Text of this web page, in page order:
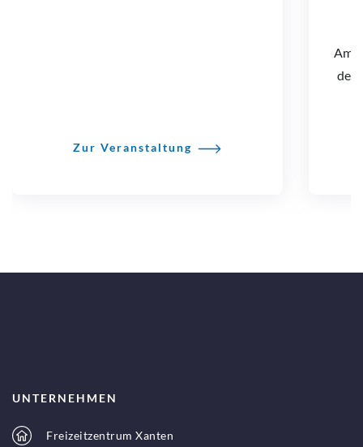
Zur Veranstaltung
Am
der
UNTERNEHMEN
Freizeitzentrum Xanten